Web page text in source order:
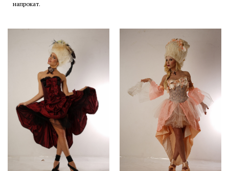
напрокат.